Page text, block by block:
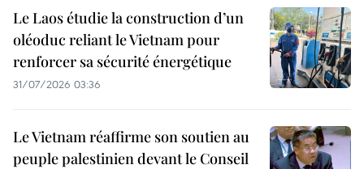
Le Laos étudie la construction d’un
oléoduc reliant le Vietnam pour
renforcer sa sécurité énergétique
31/07/2026 03:36
Le Vietnam réaffirme son soutien au
peuple palestinien devant le Conseil